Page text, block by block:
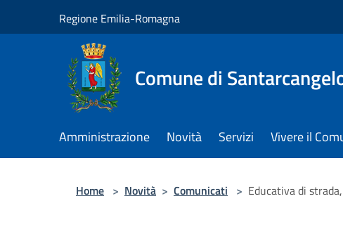
Regione Emilia-Romagna
Comune di
Amministrazione Novità Servizi Vivere il
Home > Novità > Comunicati > Educativa di